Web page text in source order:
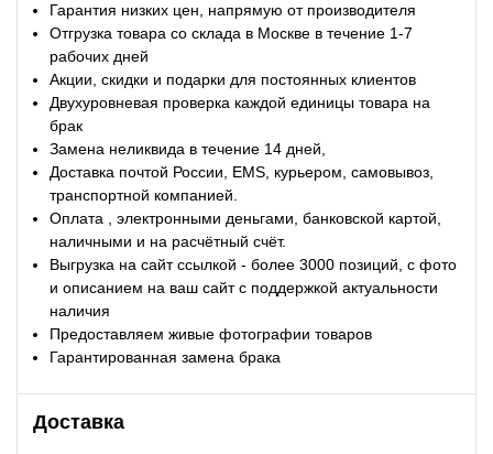
Гарантия низких цен, напрямую от производителя
Отгрузка товара со склада в Москве в течение 1-7
рабочих дней
Акции, скидки и подарки для постоянных клиентов
Двухуровневая проверка каждой единицы товара на
брак
Замена неликвида в течение 14 дней,
Доставка почтой России, EMS, курьером, самовывоз,
транспортной компанией.
Оплата , электронными деньгами, банковской картой,
наличными и на расчётный счёт.
Выгрузка на сайт ссылкой - более 3000 позиций, с фото
и описанием на ваш сайт с поддержкой актуальности
наличия
Предоставляем живые фотографии товаров
Гарантированная замена брака
Доставка